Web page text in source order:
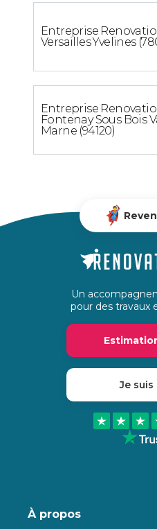
Entreprise
Versailles Yvelines
Entreprise
Fontenay Sous Bois
Marne (94120)
Un
pour des travaux
Je
À propos